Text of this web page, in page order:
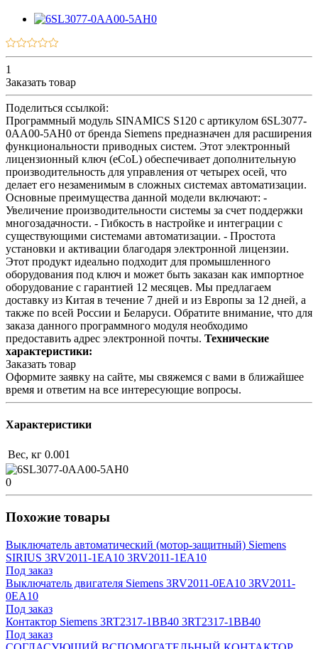
1
Заказать товар
Поделиться ссылкой:
Программный модуль SINAMICS S120 с артикулом 6SL3077-
0AA00-5AH0 от бренда Siemens предназначен для расширения
функциональности приводных систем. Этот электронный
лицензионный ключ (eCoL) обеспечивает дополнительную
производительность для управления от четырех осей, что
делает его незаменимым в сложных системах автоматизации.
Основные преимущества данной модели включают: -
Увеличение производительности системы за счет поддержки
многозадачности. - Гибкость в настройке и интеграции с
существующими системами автоматизации. - Простота
установки и активации благодаря электронной лицензии.
Этот продукт идеально подходит для промышленного
оборудования под ключ и может быть заказан как импортное
оборудование с гарантией 12 месяцев. Мы предлагаем
доставку из Китая в течение 7 дней и из Европы за 12 дней, а
также по всей России и Беларуси. Обратите внимание, что для
заказа данного программного модуля необходимо
предоставить адрес электронной почты. Технические
характеристики:
Заказать товар
Оформите заявку на сайте, мы свяжемся с вами в ближайшее
время и ответим на все интересующие вопросы.
Характеристики
Вес, кг 0.001
0
Похожие товары
Выключатель автоматический (мотор-защитный) Siemens
SIRIUS 3RV2011-1EA10 3RV2011-1EA10
Под заказ
Выключатель двигателя Siemens 3RV2011-0EA10 3RV2011-
0EA10
Под заказ
Контактор Siemens 3RT2317-1BB40 3RT2317-1BB40
Под заказ